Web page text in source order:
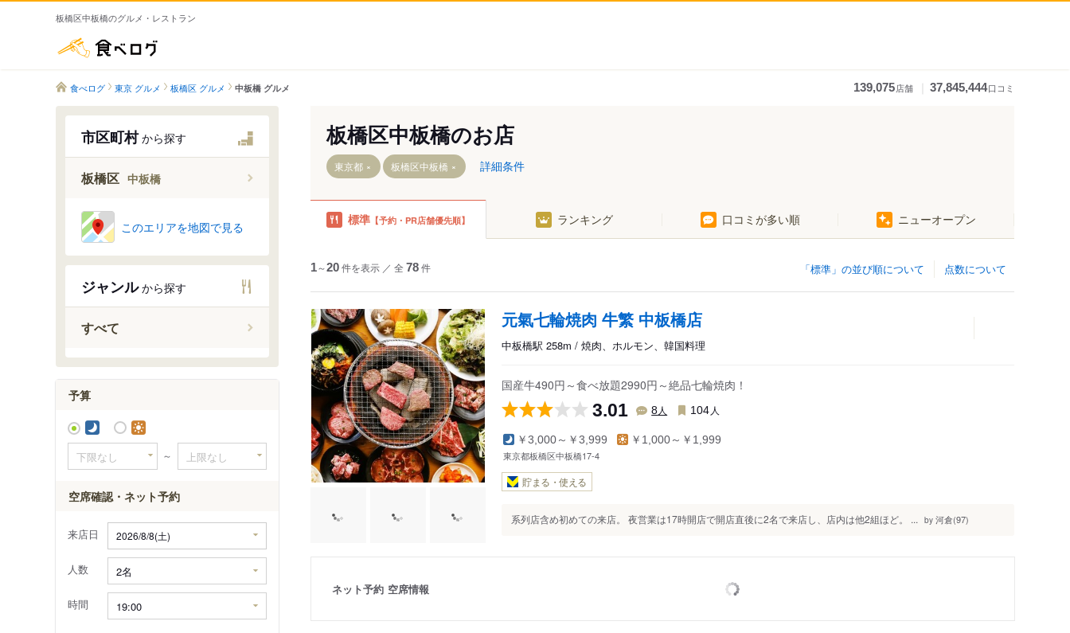
板橋区中板橋のグルメ・レストラン
食べログ 東京 グルメ 板橋区 グルメ 中板橋 グルメ 139,075店舗 37,845,444口コミ
市区町村から探す
板橋区 中板橋
仲町
中丸町
成増
西台
このエリアを地図で見る
ジャンルから探す
すべて
予算
～
空席確認・ネット予約
来店日
人数
時間
板橋区中板橋のお店
東京都 板橋区中板橋 詳細条件
標準 【予約・PR店舗優先順】 ランキング 口コミが多い順 ニューオープン
点数について
「標準」の並び順について
1～20件を表示 ／ 全 78件
元氣七輪焼肉 牛繁 中板橋店
中板橋駅 258m / 焼肉、ホルモン、韓国料理
国産牛490円～食べ放題2990円～絶品七輪焼肉！
3.01 8人 104 人
￥3,000～￥3,999
￥1,000～￥1,999
東京都板橋区中板橋17-4
貯まる・使える
系列店含め初めての来店。 夜営業は17時開店で開店直後に2名で来店し、店内は他2組ほど。 ... by 河倉(97)
ネット予約 空席情報